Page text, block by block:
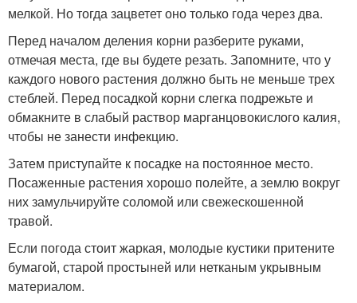
мелкой. Но тогда зацветет оно только года через два.
Перед началом деления корни разберите руками,
отмечая места, где вы будете резать. Запомните, что у
каждого нового растения должно быть не меньше трех
стеблей. Перед посадкой корни слегка подрежьте и
обмакните в слабый раствор марганцовокислого калия,
чтобы не занести инфекцию.
Затем приступайте к посадке на постоянное место.
Посаженные растения хорошо полейте, а землю вокруг
них замульчируйте соломой или свежескошенной
травой.
Если погода стоит жаркая, молодые кустики притените
бумагой, старой простыней или нетканым укрывным
материалом.